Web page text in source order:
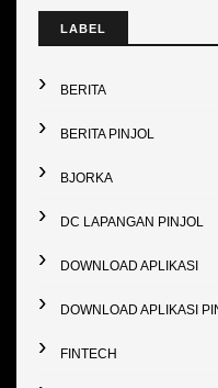
LABEL
BERITA
BERITA PINJOL
BJORKA
DC LAPANGAN PINJOL
DOWNLOAD APLIKASI
DOWNLOAD APLIKASI
FINTECH